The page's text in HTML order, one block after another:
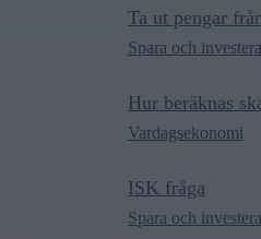
Ta ut pengar
Spara och investera
Hur beräknas
Vardagsekonomi
ISK fråga
Spara och investera